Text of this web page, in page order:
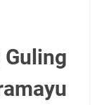
Guling